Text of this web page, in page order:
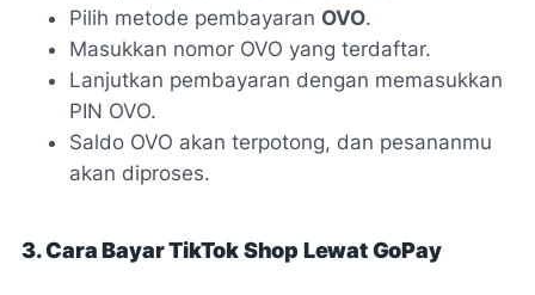
Pilih metode pembayaran OVO.
Masukkan nomor OVO yang terdaftar.
Lanjutkan pembayaran dengan memasukkan
PIN OVO.
Saldo OVO akan terpotong, dan pesananmu
akan diproses.
3. Cara Bayar TikTok Shop Lewat GoPay